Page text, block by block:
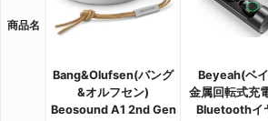
商品名
Bang&Olufsen(バング
&オルフセン)
Beosound A1 2nd Gen
Beyeah(ベ
金属回転式充
Bluetoothイ